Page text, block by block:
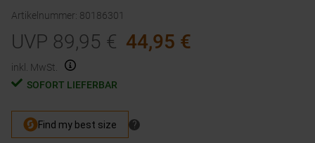
Artikelnummer: 80186301
UVP 89,95 € 44,95 €
inkl. MwSt.
SOFORT LIEFERBAR